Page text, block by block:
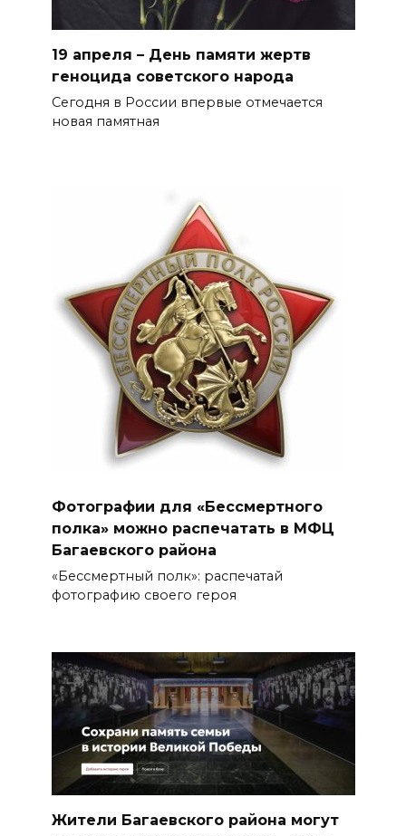
19 апреля – День памяти жертв
геноцида советского народа
Сегодня в России впервые отмечается
новая памятная
Фотографии для «Бессмертного
полка» можно распечатать в МФЦ
Багаевского района
«Бессмертный полк»: распечатай
фотографию своего героя
Жители Багаевского района могут